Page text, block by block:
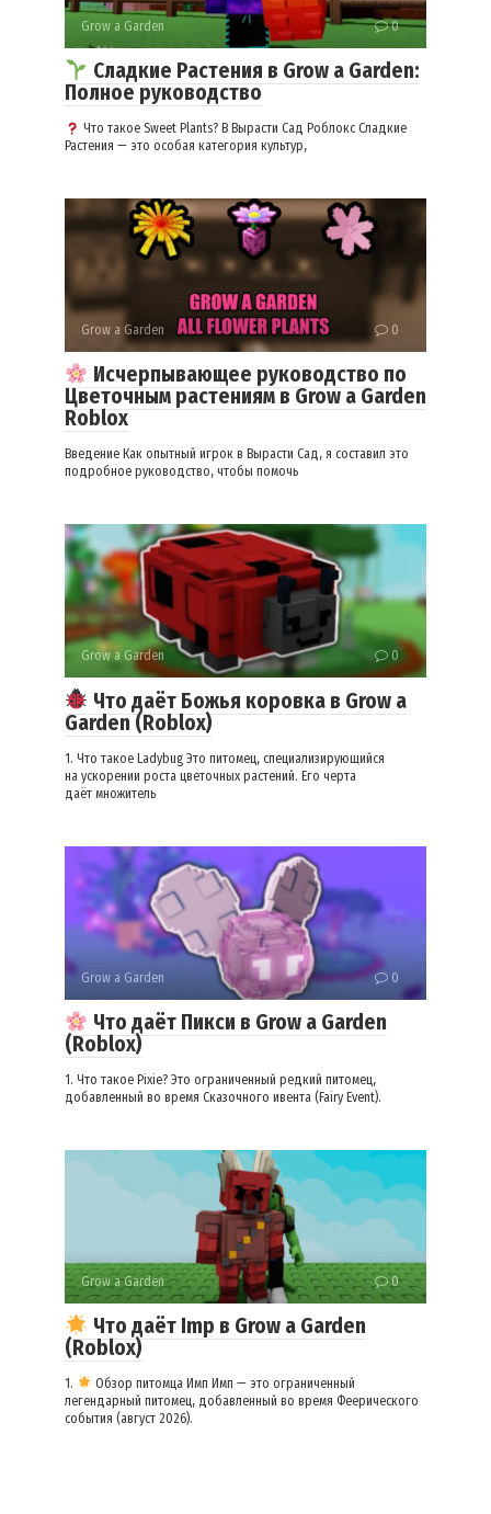
Grow a Garden 0
Сладкие Растения в Grow a Garden:
Полное руководство
Что такое Sweet Plants? В Вырасти Сад Роблокс Сладкие
Растения — это особая категория культур,
Grow a Garden 0
Исчерпывающее руководство по
Цветочным растениям в Grow a Garden
Roblox
Введение Как опытный игрок в Вырасти Сад, я составил это
подробное руководство, чтобы помочь
Grow a Garden 0
Что даёт Божья коровка в Grow a
Garden (Roblox)
1. Что такое Ladybug Это питомец, специализирующийся
на ускорении роста цветочных растений. Его черта
даёт множитель
Grow a Garden 0
Что даёт Пикси в Grow a Garden
(Roblox)
1. Что такое Pixie? Это ограниченный редкий питомец,
добавленный во время Сказочного ивента (Fairy Event).
Grow a Garden 0
Что даёт Imp в Grow a Garden
(Roblox)
1.
Обзор питомца Имп Имп — это ограниченный
легендарный питомец, добавленный во время Феерического
события (август 2026).